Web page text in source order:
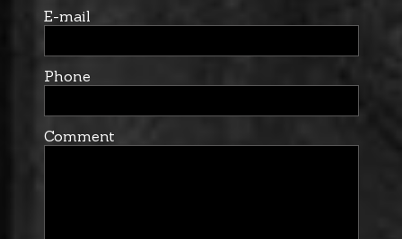
E-mail
Phone
Comment